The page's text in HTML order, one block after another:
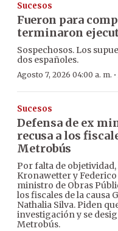
Sucesos
Fueron para
terminaron
Sospechosos. Los
dos españoles.
Agosto 7, 2026 04:00 a. m. ·
Sucesos
Defensa de ex
recusa a los
Metrobús
Por falta de
Kronawetter y
ministro de Obras
los fiscales de la causa
Nathalia Silva. Piden
investigación y se
Metrobús.